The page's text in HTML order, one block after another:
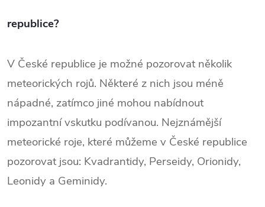
republice?
V České republice je možné pozorovat několik
meteorických rojů. Některé z nich jsou méně
nápadné, zatímco jiné mohou nabídnout
impozantní vskutku podívanou. Nejznámější
meteorické roje, které můžeme v České republice
pozorovat jsou: Kvadrantidy, Perseidy, Orionidy,
Leonidy a Geminidy.